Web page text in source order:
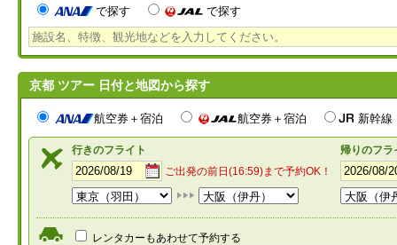
で探す で探す
京都 ツアー 日付と地図から探す
航空券＋宿泊 航空券＋宿泊 新幹線
行きのフライト
ご出発の前日(16:59)まで予約OK！
帰りのフラ
レンタカーもあわせて予約する